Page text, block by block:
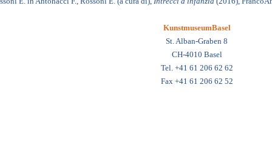
KunstmuseumBasel
St. Alban-Graben 8
CH-4010 Basel
Tel. +41 61 206 62 62
Fax +41 61 206 62 52